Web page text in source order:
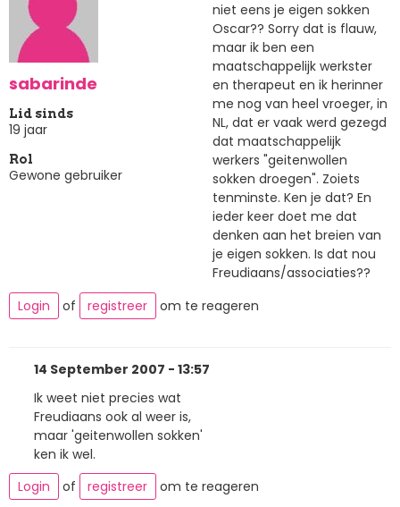
sabarinde
Lid sinds
19 jaar
Rol
Gewone gebruiker
niet eens je eigen sokken
Oscar?? Sorry dat is flauw,
maar ik ben een
maatschappelijk werkster
en therapeut en ik herinner
me nog van heel vroeger, in
NL, dat er vaak werd gezegd
dat maatschappelijk
werkers "geitenwollen
sokken droegen". Zoiets
tenminste. Ken je dat? En
ieder keer doet me dat
denken aan het breien van
je eigen sokken. Is dat nou
Freudiaans/associaties??
Login
of registreer om te reageren
14 September 2007 - 13:57
Ik weet niet precies wat
Freudiaans ook al weer is,
maar 'geitenwollen sokken'
ken ik wel.
Login
of registreer om te reageren